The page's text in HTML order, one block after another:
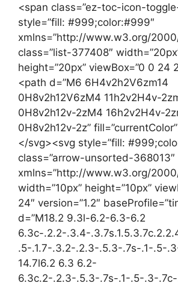
<span class=”ez-toc-icon-
style=”fill: #999;color:#999″
xmlns=”http://www.w3.org/
class=”list-377408″
height=”20px” viewBox=”0 0 24
<path d=”M6 6H4v2h2V6zm14
0H8v2h12V6zM4 11h2v2H4v-
0H8v2h12v-2zM4 16h2v2H4v-
0H8v2h12v-2z”
</svg><svg style=”fill:
class=”arrow-unsorted-368013″
xmlns=”http://www.w3.org/
width=”10px” height=”10px”
24″ version=”1.2″
d=”M18.2 9.3l-6.2-6.3-6.2
6.3c-.2.2-.3.4-
.5-.1.7-.3.2-.2.3-.5.3-.7s-.1-.5-
14.7l6.2 6.3 6.2-
6.3c.2-.2.3-.5.3-.7s-.1-.5-.3-